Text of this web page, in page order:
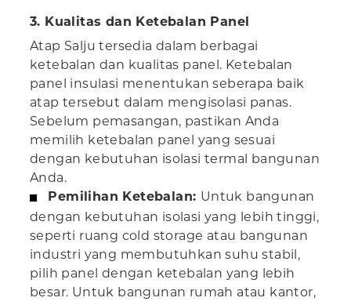
3. Kualitas dan Ketebalan Panel
Atap Salju tersedia dalam berbagai
ketebalan dan kualitas panel. Ketebalan
panel insulasi menentukan seberapa baik
atap tersebut dalam mengisolasi panas.
Sebelum pemasangan, pastikan Anda
memilih ketebalan panel yang sesuai
dengan kebutuhan isolasi termal bangunan
Anda.
Pemilihan Ketebalan: Untuk bangunan
dengan kebutuhan isolasi yang lebih tinggi,
seperti ruang cold storage atau bangunan
industri yang membutuhkan suhu stabil,
pilih panel dengan ketebalan yang lebih
besar. Untuk bangunan rumah atau kantor,